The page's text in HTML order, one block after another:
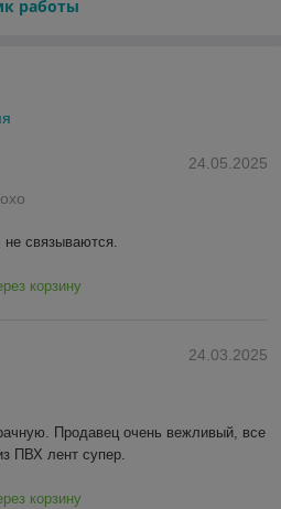
работы
24.05.2025
связываются.
корзину
24.03.2025
Продавец очень вежливый, все
ПВХ лент супер.
корзину